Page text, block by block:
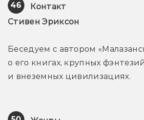
46
Контакт
Стивен Эриксон
Беседуем с автором
о его книгах, крупных
и внеземных цивилизациях.